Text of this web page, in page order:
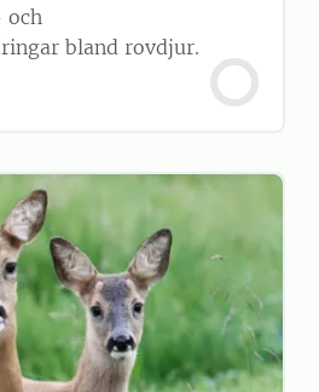
bland rovdjur.